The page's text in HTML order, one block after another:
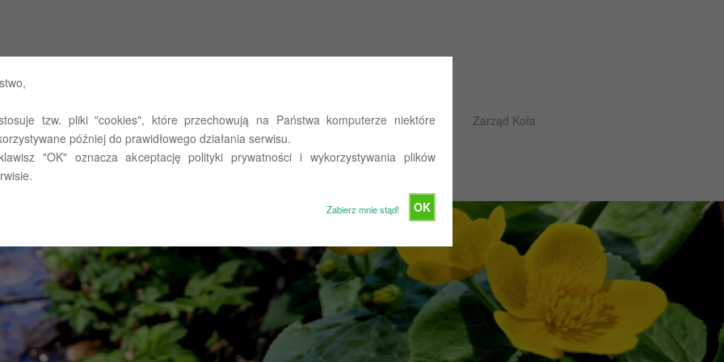
tzw. pliki "cookies", które przechowują na Państwa komputerze niektóre
później do prawidłowego działania serwisu.
"OK" oznacza akceptację polityki prywatności i wykorzystywania plików
OK
Zabierz mnie stąd!
w Olsztynie
takie miejsce… O nas Untitled Polityka prywatności Rajdowe przepisy Zarząd Koła